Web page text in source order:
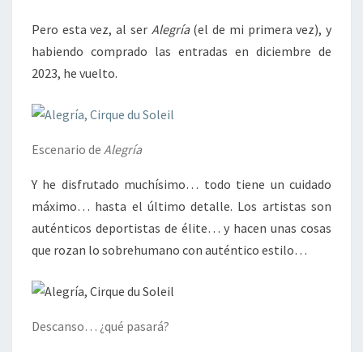
Pero esta vez, al ser Alegría(el de mi primera vez), y
habiendo comprado las entradas en diciembre de
2023, he vuelto.
Escenario de Alegría
Y he disfrutado muchísimo… todo tiene un cuidado
máximo… hasta el último detalle. Los artistas son
auténticos deportistas de élite… y hacen unas cosas
que rozan lo sobrehumano con auténtico estilo…
Descanso… ¿qué pasará?